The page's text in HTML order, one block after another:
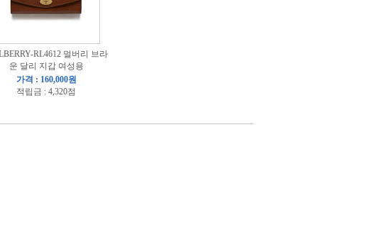
RL4612 멀버리 브라
운 달리 지갑 여성용
가격 : 160,000원
적립금 : 4,320점